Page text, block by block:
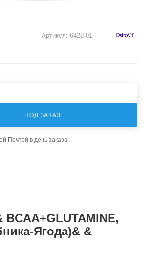
Артикул: 6428-01
ПОД ЗАКАЗ
Почтой в день заказа
BCAA+GLUTAMINE,
Ягода)& &